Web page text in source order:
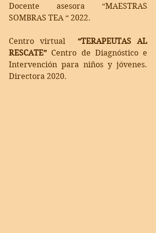
Docente asesora “MAESTRAS
SOMBRAS TEA “ 2022.
Centro virtual “TERAPEUTAS AL
RESCATE” Centro de Diagnóstico e
Intervención para niños y jóvenes.
Directora 2020.